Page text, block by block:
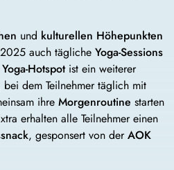
und kulturellen Höhepunkten
auch tägliche Yoga-Sessions
Yoga-Hotspotist ein weiterer
dem Teilnehmer täglich mit
ihre Morgenroutine starten
erhalten alle Teilnehmer einen
, gesponsert von derAOK